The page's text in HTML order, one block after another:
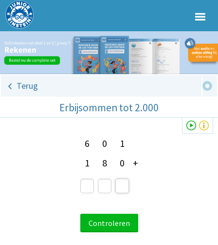
Terug
Erbijsommen tot 2.000
6 0
1
1
8 0 +